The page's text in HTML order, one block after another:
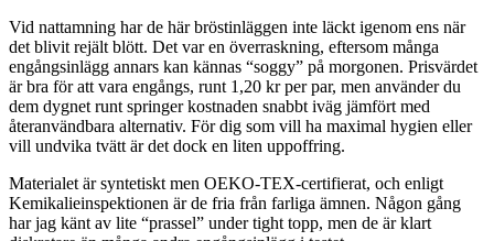
Vid nattamning har de här bröstinläggen inte läckt igenom ens när
det blivit rejält blött. Det var en överraskning, eftersom många
engångsinlägg annars kan kännas “soggy” på morgonen. Prisvärdet
är bra för att vara engångs, runt 1,20 kr per par, men använder du
dem dygnet runt springer kostnaden snabbt iväg jämfört med
återanvändbara alternativ. För dig som vill ha maximal hygien eller
vill undvika tvätt är det dock en liten uppoffring.
Materialet är syntetiskt men OEKO-TEX-certifierat, och enligt
Kemikalieinspektionen är de fria från farliga ämnen. Någon gång
har jag känt av lite “prassel” under tight topp, men de är klart